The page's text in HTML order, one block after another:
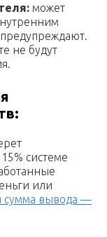
может
не будут
системе
или
сумма вывода —